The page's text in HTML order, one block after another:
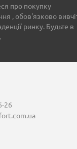
про покупку
, обов'язково
ринку. Будьте в
26